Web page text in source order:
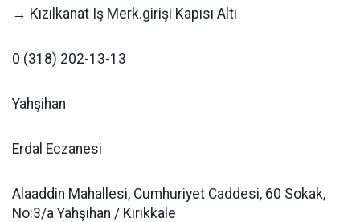
→ Kızılkanat Iş Merk.girişi Kapısı Altı
0 (318) 202-13-13
Yahşihan
Erdal Eczanesi
Alaaddin Mahallesi, Cumhuriyet Caddesi, 60 Sokak,
No:3/a Yahşihan / Kırıkkale